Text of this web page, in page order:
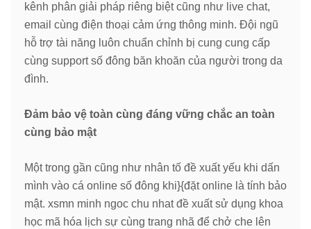
kênh phân giải pháp riêng biệt cũng như live chat,
email cùng điện thoại cảm ứng thông minh. Đội ngũ
hỗ trợ tài năng luôn chuẩn chỉnh bị cung cung cấp
cùng support số đông băn khoăn của người trong da
đình.
Đảm bảo vệ toàn cùng đáng vững chắc an toàn
cùng bảo mật
Một trong gần cũng như nhân tố đề xuất yếu khi dấn
mình vào cá online số đông khi}{đặt online là tính bảo
mật. xsmn minh ngoc chu nhat đề xuất sử dụng khoa
học mã hóa lịch sự cùng trang nhã để chở che lên